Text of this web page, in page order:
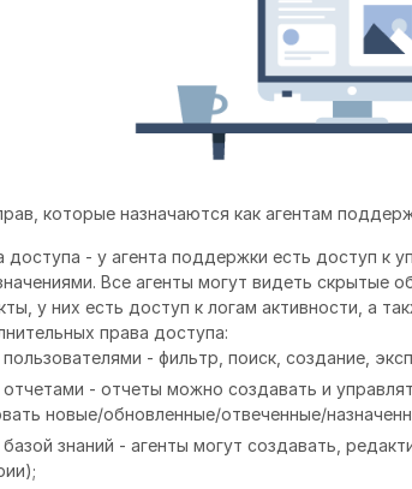
которые назначаются как агентам
доступа - у агента поддержки есть доступ к
Все агенты могут видеть скрытые
у них есть доступ к логам активности, а
права доступа:
- фильтр, поиск, создание,
отчетами - отчеты можно создавать и
новые/обновленные/отвеченные/
знаний - агенты могут создавать,